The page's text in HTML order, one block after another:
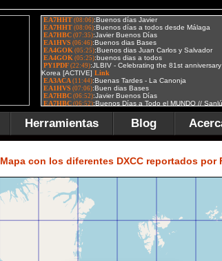
Herramientas Blog
Mapa con los diferentes DXCC reportados por
GR HR IR JR KR LR